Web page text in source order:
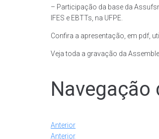
– Participação da base da
IFES e EBTTs, na UFPE.
Confira a apresentação, em pdf,
Veja toda a gravação da
Navegação
Anterior
Anterior